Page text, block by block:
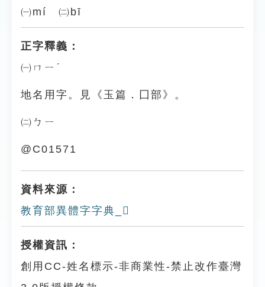
㈠mí ㈡bī
正字釋義：
㈠ㄇㄧˊ
地名用字。見《玉篇．囗部》。
㈡ㄅㄧ
@C01571
資料來源：
教育部異體字字典_𡇒
授權資訊：
創用CC-姓名標示-非商業性-禁止改作臺灣